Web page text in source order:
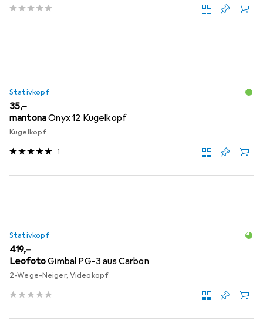
Stativkopf
EUR
35,–
mantonaOnyx 12 Kugelkopf
Kugelkopf
1
Stativkopf
EUR
419,–
LeofotoGimbal PG-3 aus Carbon
2-Wege-Neiger, Videokopf